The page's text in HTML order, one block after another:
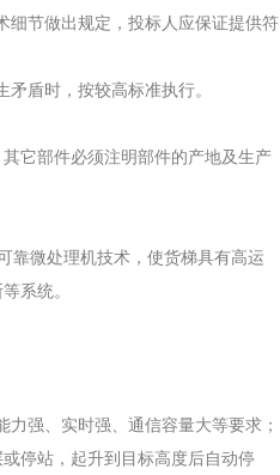
细节做出规定，投标人应保证提供符
盾时，按较高标准执行。
它部件必须注明部件的产地及生产
靠微处理机技术，使货梯具有高运
系统。
强、实时强、通信容量大等要求；
停站，起升到目标高度后自动停